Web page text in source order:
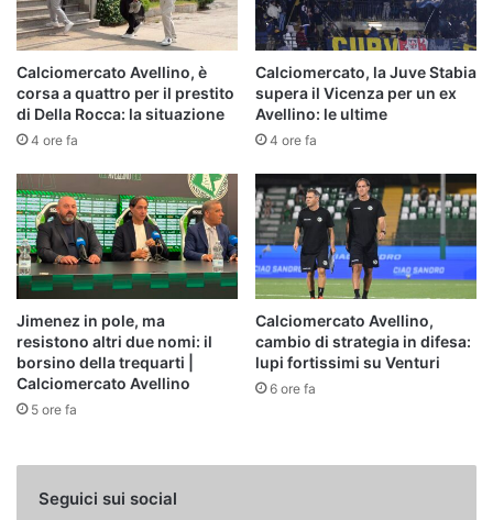
Calciomercato Avellino, è
corsa a quattro per il prestito
di Della Rocca: la situazione
4 ore fa
Calciomercato, la Juve Stabia
supera il Vicenza per un ex
Avellino: le ultime
4 ore fa
Jimenez in pole, ma
resistono altri due nomi: il
borsino della trequarti |
Calciomercato Avellino
5 ore fa
Calciomercato Avellino,
cambio di strategia in difesa:
lupi fortissimi su Venturi
6 ore fa
Seguici sui social